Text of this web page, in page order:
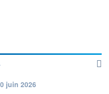
juin 2026